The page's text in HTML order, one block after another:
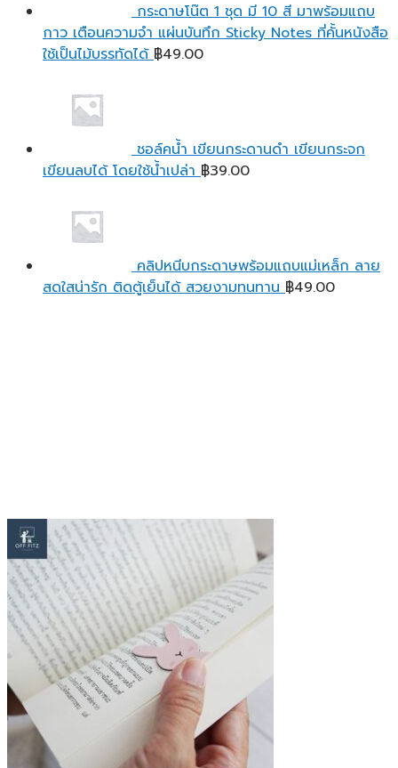
กระดาษโน๊ต 1 ชุด มี 10 สี มาพร้อมแถบ
กาว เตือนความจํา แผ่นบันทึก Sticky Notes ที่คั้นหนังสือ
ใช้เป็นไม้บรรทัดได้ ฿49.00
ชอล์คน้ำ เขียนกระดานดำ เขียนกระจก
เขียนลบได้ โดยใช้น้ำเปล่า ฿39.00
คลิปหนีบกระดาษพร้อมแถบแม่เหล็ก ลาย
สดใสน่ารัก ติดตู้เย็นได้ สวยงามทนทาน ฿49.00